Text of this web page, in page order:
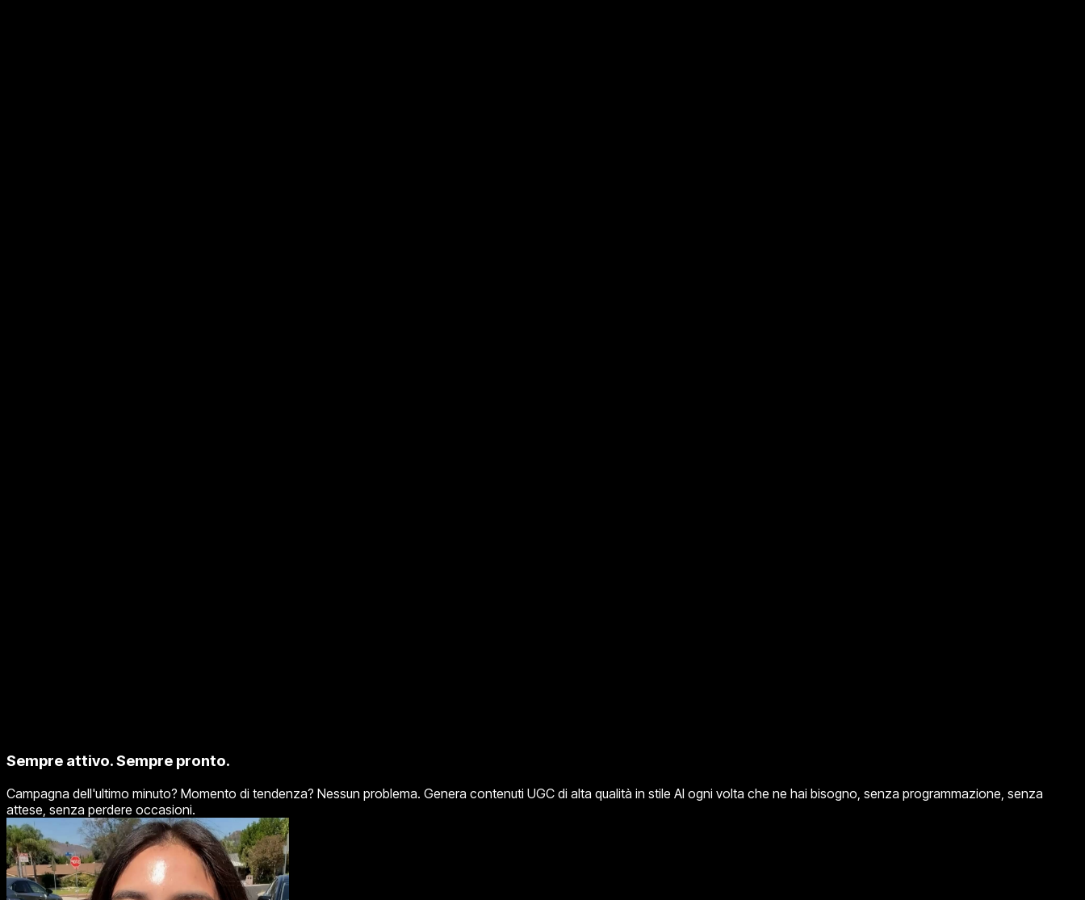
Sempre attivo. Sempre pronto.
Campagna dell'ultimo minuto? Momento di tendenza? Nessun problema. Genera contenuti UGC di alta qualità in stile AI ogni volta che ne hai bisogno, senza programmazione, senza
attese, senza perdere occasioni.